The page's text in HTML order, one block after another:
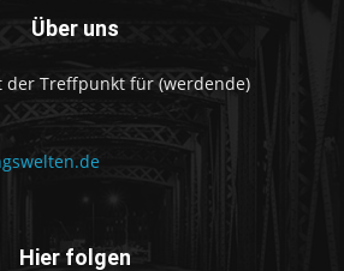
Über uns
Treffpunkt für (werdende)
Hier folgen